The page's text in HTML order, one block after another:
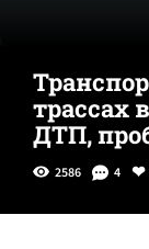
трассах
ДТП,
2586 4